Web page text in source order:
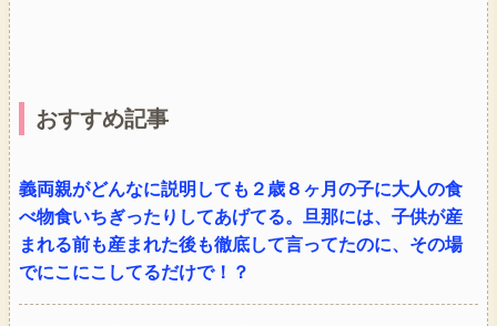
おすすめ記事
義両親がどんなに説明しても２歳８ヶ月の子に大人の食
べ物食いちぎったりしてあげてる。旦那には、子供が産
まれる前も産まれた後も徹底して言ってたのに、その場
でにこにこしてるだけで！？